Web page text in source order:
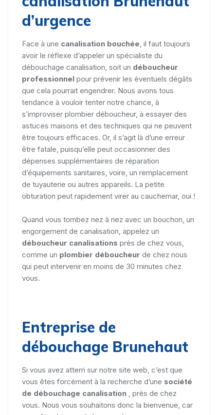
d’urgence
Face à une canalisation bouchée , il faut toujours
avoir le réflexe d’appeler un spécialiste du
débouchage canalisation, soit un déboucheur
professionnel pour prévenir les éventuels dégâts
que cela pourrait engendrer. Nous avons tous
tendance à vouloir tenter notre chance, à
s’improviser plombier déboucheur, à essayer des
astuces maisons et des techniques qui ne peuvent
être toujours efficaces. Or, il s’agit là d’une erreur
être fatale, puisqu’elle peut occasionner des
dépenses supplémentaires de réparation
d’équipements sanitaires, voire, un remplacement
de tuyauterie ou autres appareils. La petite
obturation peut rapidement virer au cauchemar, oui !
Quand vous tombez nez à nez avec un bouchon, un
engorgement de canalisation, appelez un
déboucheur canalisations près de chez vous,
comme un plombier déboucheur de chez nous
qui peut intervenir en moins de 30 minutes chez
vous.
Entreprise de
débouchage Brunehaut
Si vous avez atterri sur notre site web, c’est que
vous êtes forcément à la recherche d’une société
de débouchage canalisation
, près de chez
vous. Nous vous souhaitons donc la bienvenue, car